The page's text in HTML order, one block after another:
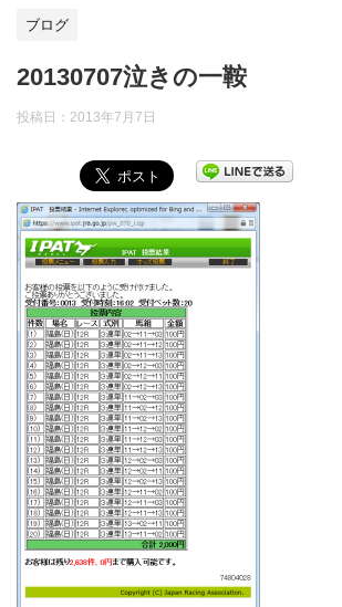
ブログ
20130707泣きの一鞍
投稿日： 2013年7月7日